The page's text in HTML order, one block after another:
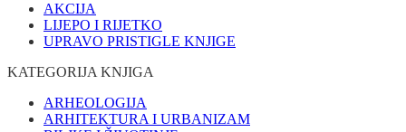
AKCIJA
LIJEPO I RIJETKO
UPRAVO PRISTIGLE KNJIGE
KATEGORIJA KNJIGA
ARHEOLOGIJA
ARHITEKTURA I URBANIZAM